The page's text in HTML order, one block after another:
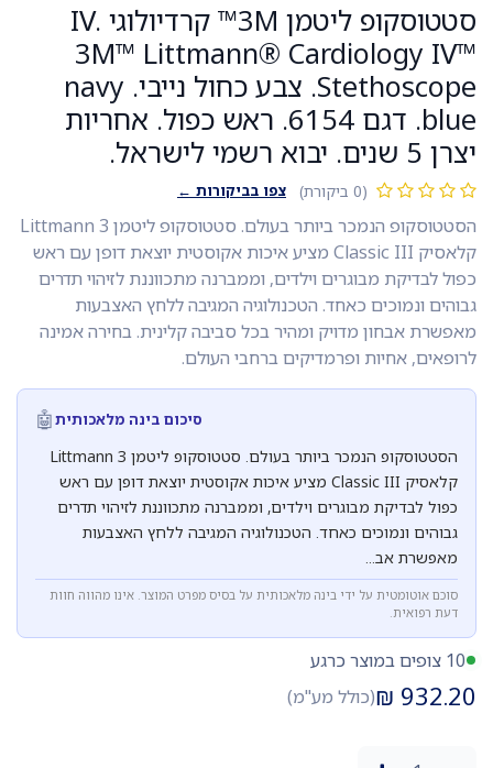
סטטוסקופ ליטמן 3M™ קרדיולוגי IV.
3M™ Littmann® Cardiology IV™
Stethoscope. צבע כחול נייבי. navy
blue. דגם 6154. ראש כפול. אחריות
יצרן 5 שנים. יבוא רשמי לישראל.
(0 ביקורת) צפו בביקורות ←
הסטטוסקופ הנמכר ביותר בעולם. סטטוסקופ ליטמן Littmann 3
קלאסיק Classic III מציע איכות אקוסטית יוצאת דופן עם ראש
כפול לבדיקת מבוגרים וילדים, וממברנה מתכווננת לזיהוי תדרים
גבוהים ונמוכים כאחד. הטכנולוגיה המגיבה ללחץ האצבעות
מאפשרת אבחון מדויק ומהיר בכל סביבה קלינית. בחירה אמינה
לרופאים, אחיות ופרמדיקים ברחבי העולם.
סיכום בינה מלאכותית🤖
הסטטוסקופ הנמכר ביותר בעולם. סטטוסקופ ליטמן Littmann 3
קלאסיק Classic III מציע איכות אקוסטית יוצאת דופן עם ראש
כפול לבדיקת מבוגרים וילדים, וממברנה מתכווננת לזיהוי תדרים
גבוהים ונמוכים כאחד. הטכנולוגיה המגיבה ללחץ האצבעות
מאפשרת אב...
סוכם אוטומטית על ידי בינה מלאכותית על בסיס מפרט המוצר. אינו מהווה חוות
דעת רפואית.
10 צופים במוצר כרגע
932.20
₪(כולל מע"מ)